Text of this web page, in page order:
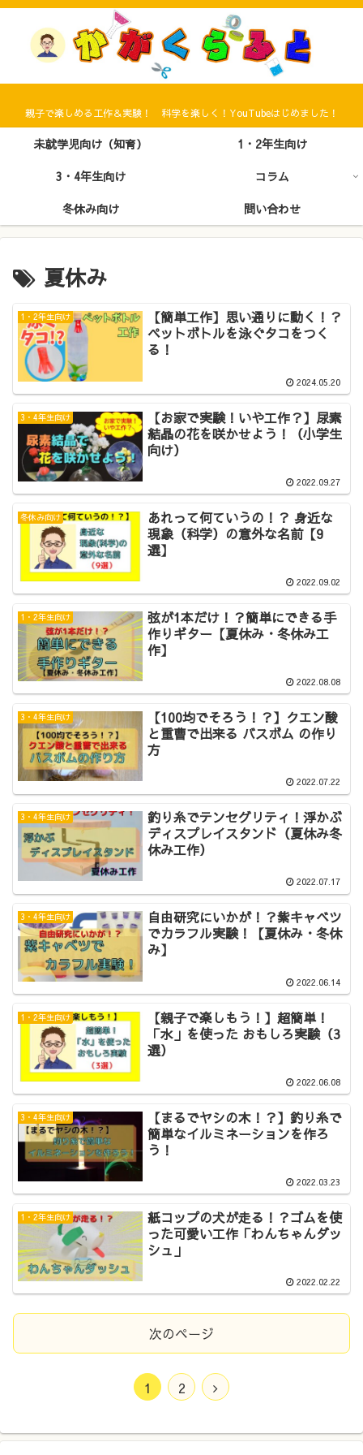
親子で楽しめる工作＆実験！ 科学を楽しく！YouTubeはじめました！
未就学児向け（知育）
1・2年生向け
3・4年生向け
コラム
冬休み向け
問い合わせ
夏休み
1・2年生向け
【簡単工作】思い通りに動く！？
ペットボトルを泳ぐタコをつく
る！
2024.05.20
3・4年生向け
【お家で実験！いや工作？】尿素
結晶の花を咲かせよう！（小学生
向け）
2022.09.27
冬休み向け
あれって何ていうの！？ 身近な
現象（科学）の意外な名前【9
選】
2022.09.02
1・2年生向け
弦が1本だけ！？簡単にできる手
作りギター【夏休み・冬休み工
作】
2022.08.08
3・4年生向け
【100均でそろう！？】クエン酸
と重曹で出来る バスボム の作り
方
2022.07.22
3・4年生向け
釣り糸でテンセグリティ！浮かぶ
ディスプレイスタンド（夏休み冬
休み工作）
2022.07.17
3・4年生向け
自由研究にいかが！？紫キャベツ
でカラフル実験！【夏休み・冬休
み】
2022.06.14
1・2年生向け
【親子で楽しもう！】超簡単！
「水」を使った おもしろ実験（3
選）
2022.06.08
3・4年生向け
【まるでヤシの木！？】釣り糸で
簡単なイルミネーションを作ろ
う！
2022.03.23
1・2年生向け
紙コップの犬が走る！？ゴムを使
った可愛い工作「わんちゃんダッ
シュ」
2022.02.22
次のページ
1 2